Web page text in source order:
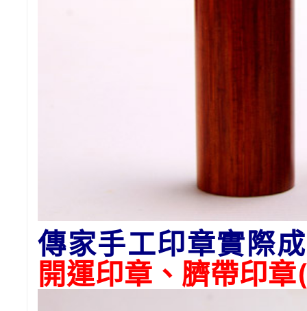
傳家手工印章實際
開運印章、臍帶印